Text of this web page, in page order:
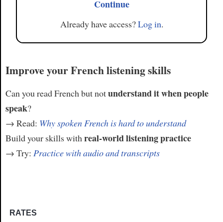
Continue
Already have access?Log in.
Improve your French listening skills
Can you read French but notunderstand it when people
speak?
→ Read: Why spoken French is hard to understand
Build your skills with real-world listening practice
→ Try: Practice with audio and transcripts
RATES